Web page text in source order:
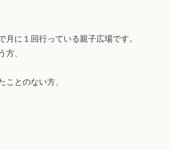
月に１回行っている親子広場です。
、
とのない方、